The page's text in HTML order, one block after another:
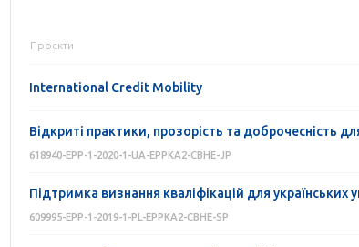
Проєкти
International Credit Mobility
Відкриті практики, прозорість та доброчесність
618940-EPP-1-2020-1-UA-EPPKA2-CBHE-JP
Підтримка визнання кваліфікацій для українських
609995-EPP-1-2019-1-PL-EPPKA2-CBHE-SP